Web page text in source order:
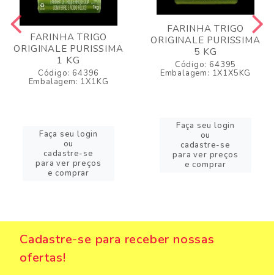
FARINHA TRIGO
ORIGINALE PURISSIMA
1 KG
Código: 64396
Embalagem: 1X1KG
Faça seu login
ou
cadastre-se
para ver preços
e comprar
FARINHA TRIGO
ORIGINALE PURISSIMA
5 KG
Código: 64395
Embalagem: 1X1X5KG
Faça seu login
ou
cadastre-se
para ver preços
e comprar
Cadastre-se para receber nossas
ofertas!